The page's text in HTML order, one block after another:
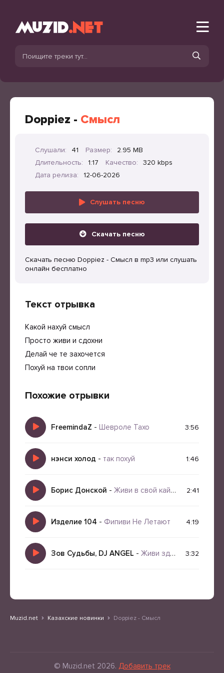
Doppiez - Смысл
Слушали: 41 Размер:
2.95 MB
Длительность:
1:17 Качество:
320 kbps
Дата релиза:
12-06-2026
Слушать песню
Скачать песню
Скачать песню Doppiez - Смысл в mp3 или слушать
онлайн бесплатно
Текст отрывка
Какой нахуй смысл
Просто живи и сдохни
Делай че те захочется
Похуй на твои сопли
Похожие отрывки
FreemindaZ - Шевроле Тахо 3:56
нэнси холод - так похуй 1:46
Борис Донской - Живи в свой кайф 2:41
Изделие 104 - Фипиви Не Летают 4:19
Зов Судьбы, DJ ANGEL - Живи здесь и сейчас 3:32
Muzid.net Казахские новинки Doppiez - Смысл
© Muzid.net 2026. Добавить трек